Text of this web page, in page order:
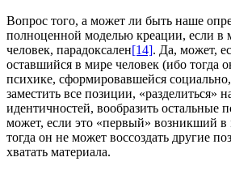
Вопрос того, а может ли быть наше
полноценной моделью креации, если в
человек, парадоксален[14]. Да, может,
оставшийся в мире человек (ибо тогда
психике, сформировавшейся социально,
заместить все позиции, «разделиться»
идентичностей, вообразить остальные
может, если это «первый» возникший в
тогда он не может воссоздать другие
хватать материала.